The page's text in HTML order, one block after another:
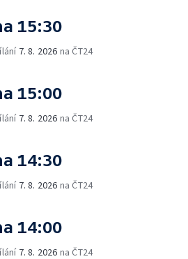
15:30
7. 8. 2026 na ČT24
15:00
7. 8. 2026 na ČT24
14:30
7. 8. 2026 na ČT24
14:00
7. 8. 2026 na ČT24